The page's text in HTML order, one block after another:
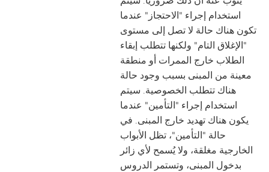
استخدام إجراء "الاحتجاز" عندما
تكون هناك حالة لا تصل إلى مستوى
"الإغلاق التام" ولكنها تتطلب إبقاء
الطلاب خارج الممرات أو منطقة
معينة من المبنى بسبب وجود حالة
هناك تتطلب الخصوصية. سيتم
استخدام إجراء "التأمين" عندما
يكون هناك تهديد خارج المبنى. في
حالة "التأمين"، تظل الأبواب
الخارجية مغلقة، ولا يُسمح لأي زائر
بدخول المبنى، وتستمر الدروس